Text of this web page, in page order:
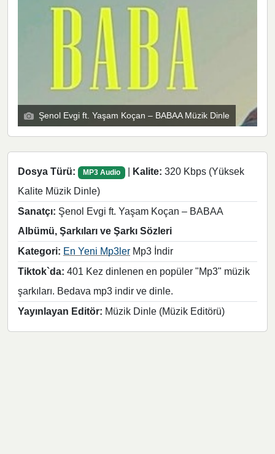
Şenol Evgi ft. Yaşam Koçan – BABAA Müzik Dinle
Dosya Türü: MP3 Audio | Kalite: 320 Kbps (Yüksek
Kalite Müzik Dinle)
Sanatçı: Şenol Evgi ft. Yaşam Koçan – BABAA
Albümü, Şarkıları ve Şarkı Sözleri
Kategori: En Yeni Mp3ler Mp3 İndir
Tiktok`da: 401 Kez dinlenen en popüler "Mp3" müzik
şarkıları. Bedava mp3 indir ve dinle.
Yayınlayan Editör: Müzik Dinle (Müzik Editörü)